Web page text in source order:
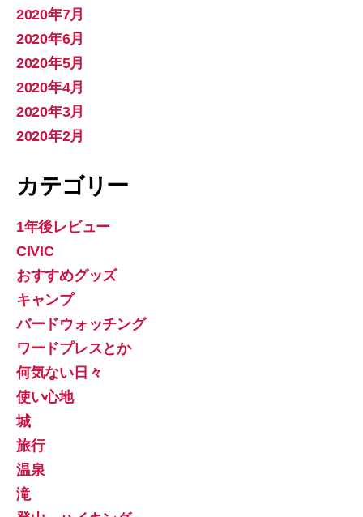
2020年7月
2020年6月
2020年5月
2020年4月
2020年3月
2020年2月
カテゴリー
1年後レビュー
CIVIC
おすすめグッズ
キャンプ
バードウォッチング
ワードプレスとか
何気ない日々
使い心地
城
旅行
温泉
滝